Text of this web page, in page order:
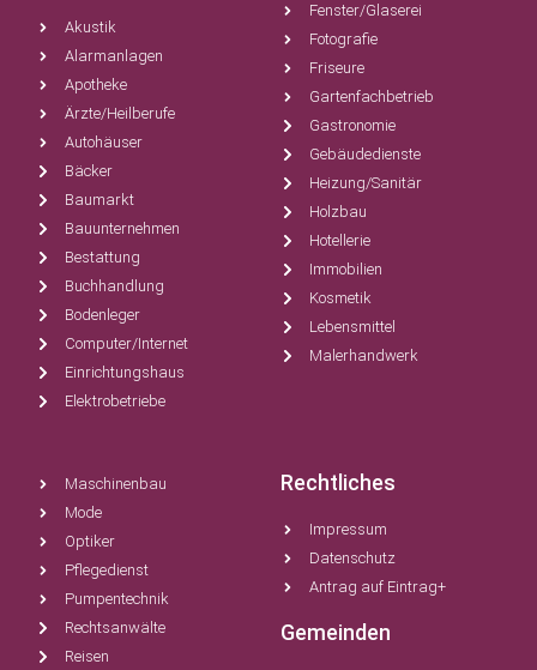
Akustik
Alarmanlagen
Apotheke
Ärzte/Heilberufe
Autohäuser
Bäcker
Baumarkt
Bauunternehmen
Bestattung
Buchhandlung
Bodenleger
Computer/Internet
Einrichtungshaus
Elektrobetriebe
Fenster/Glaserei
Fotografie
Friseure
Gartenfachbetrieb
Gastronomie
Gebäudedienste
Heizung/Sanitär
Holzbau
Hotellerie
Immobilien
Kosmetik
Lebensmittel
Malerhandwerk
Maschinenbau
Mode
Optiker
Pflegedienst
Pumpentechnik
Rechtsanwälte
Reisen
Rechtliches
Impressum
Datenschutz
Antrag auf Eintrag+
Gemeinden